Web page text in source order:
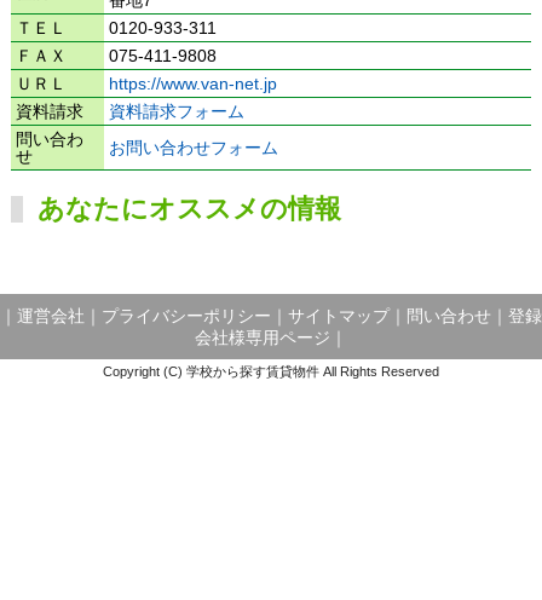
ＴＥＬ
0120-933-311
ＦＡＸ
075-411-9808
ＵＲＬ
https://www.van-net.jp
資料請求
資料請求フォーム
問い合わ
せ
お問い合わせフォーム
あなたにオススメの情報
運営会社 プライバシーポリシー サイトマップ｜ 問い合わせ
登録
会社様専用ページ
Copyright (C) 学校から探す賃貸物件 All Rights Reserved